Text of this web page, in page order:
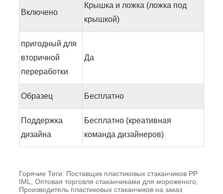
Включено
Крышка и ложка (ложка под
крышкой)
пригодный для
вторичной
переработки
Да
Образец Бесплатно
Поддержка
дизайна
Бесплатно (креативная
команда дизайнеров)
Горячие Теги: Поставщик пластиковых стаканчиков PP
IML, Оптовая торговля стаканчиками для мороженого,
Производитель пластиковых стаканчиков на заказ